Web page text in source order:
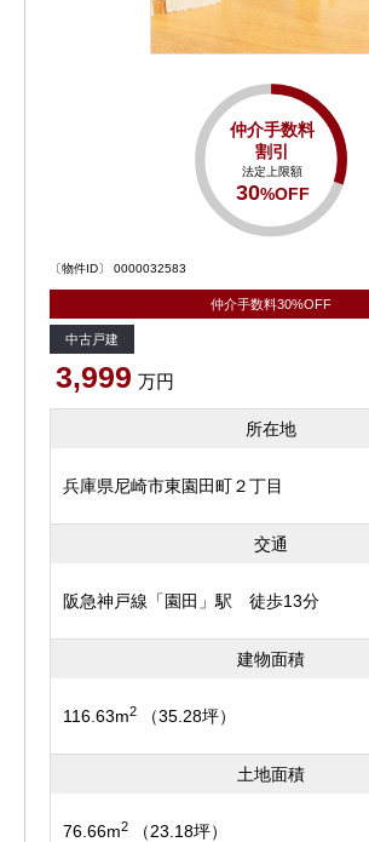
仲介手数料
割引
法定上限額
30%OFF
〔物件ID〕 0000032583
仲介手数料30%OFF
中古戸建
3,999 万円
所在地
兵庫県尼崎市東園田町２丁目
交通
阪急神戸線「園田」駅 徒歩13分
建物面積
116.63m2 （35.28坪）
土地面積
76.66m2 （23.18坪）